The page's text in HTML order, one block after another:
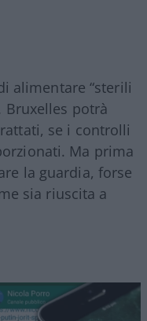
alimentare “sterili
potrà
se i controlli
Ma prima
la guardia, forse
sia riuscita a